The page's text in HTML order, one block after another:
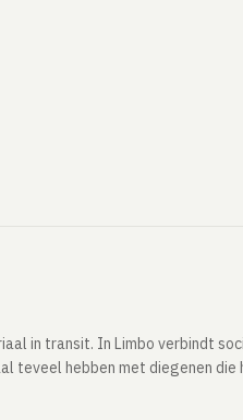
in transit. In Limbo verbindt
teveel hebben met diegenen die